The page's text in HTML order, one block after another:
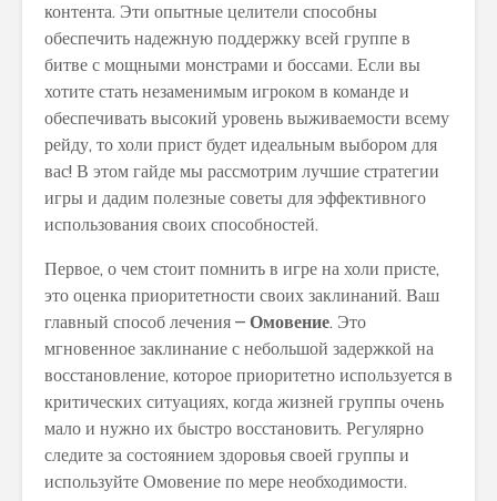
контента. Эти опытные целители способны
обеспечить надежную поддержку всей группе в
битве с мощными монстрами и боссами. Если вы
хотите стать незаменимым игроком в команде и
обеспечивать высокий уровень выживаемости всему
рейду, то холи прист будет идеальным выбором для
вас! В этом гайде мы рассмотрим лучшие стратегии
игры и дадим полезные советы для эффективного
использования своих способностей.
Первое, о чем стоит помнить в игре на холи присте,
это оценка приоритетности своих заклинаний. Ваш
главный способ лечения – Омовение. Это
мгновенное заклинание с небольшой задержкой на
восстановление, которое приоритетно используется в
критических ситуациях, когда жизней группы очень
мало и нужно их быстро восстановить. Регулярно
следите за состоянием здоровья своей группы и
используйте Омовение по мере необходимости.